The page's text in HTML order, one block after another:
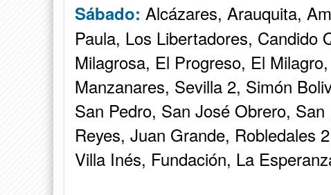
Sábado: Alcázares, Arauquita,
Paula, Los Libertadores, Candido
Milagrosa, El Progreso, El
Manzanares, Sevilla 2, Simón
San Pedro, San José Obrero,
Reyes, Juan Grande, Robledales
Villa Inés, Fundación, La